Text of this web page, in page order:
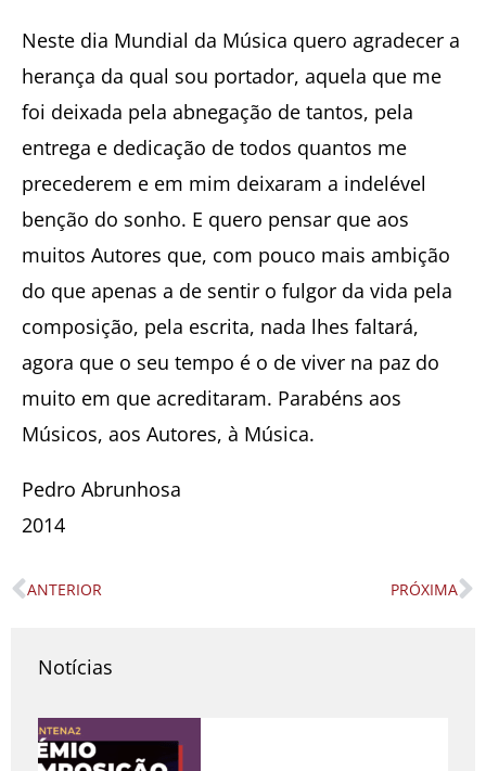
Neste dia Mundial da Música quero agradecer a
herança da qual sou portador, aquela que me
foi deixada pela abnegação de tantos, pela
entrega e dedicação de todos quantos me
precederem e em mim deixaram a indelével
benção do sonho. E quero pensar que aos
muitos Autores que, com pouco mais ambição
do que apenas a de sentir o fulgor da vida pela
composição, pela escrita, nada lhes faltará,
agora que o seu tempo é o de viver na paz do
muito em que acreditaram. Parabéns aos
Músicos, aos Autores, à Música.
Pedro Abrunhosa
2014
Prev
ANTERIOR PRÓXIMA
Notícias